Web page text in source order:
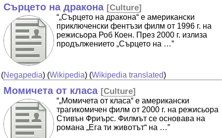
Сърцето на дракона [Culture]
“„Сърцето на дракона“ е американски
приключенски фентъзи филм от 1996 г. на
режисьора Роб Коен. През 2000 г. излиза
продължението „Сърцето на …”
(Negapedia) (Wikipedia) (Wikipedia translated)
Момичета от класа [Culture]
“„Момичета от класа“ е американски
трагикомичен филм от 2000 г. на режисьора
Стивън Фриърс. Филмът се основава на
романа „Ега ти животът“ на …”